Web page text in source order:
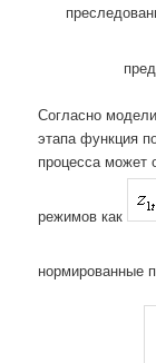
Согласно
этапа функция
процесса может
режимов как
нормированные